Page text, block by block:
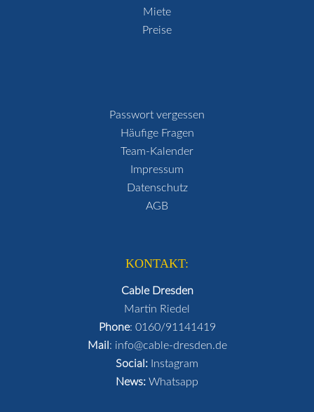
Miete
Preise
Passwort vergessen
Häufige Fragen
Team-Kalender
Impressum
Datenschutz
AGB
KONTAKT:
Cable Dresden
Martin Riedel
Phone: 0160/91141419
Mail : info@cable-dresden.de
Social: Instagram
News: Whatsapp